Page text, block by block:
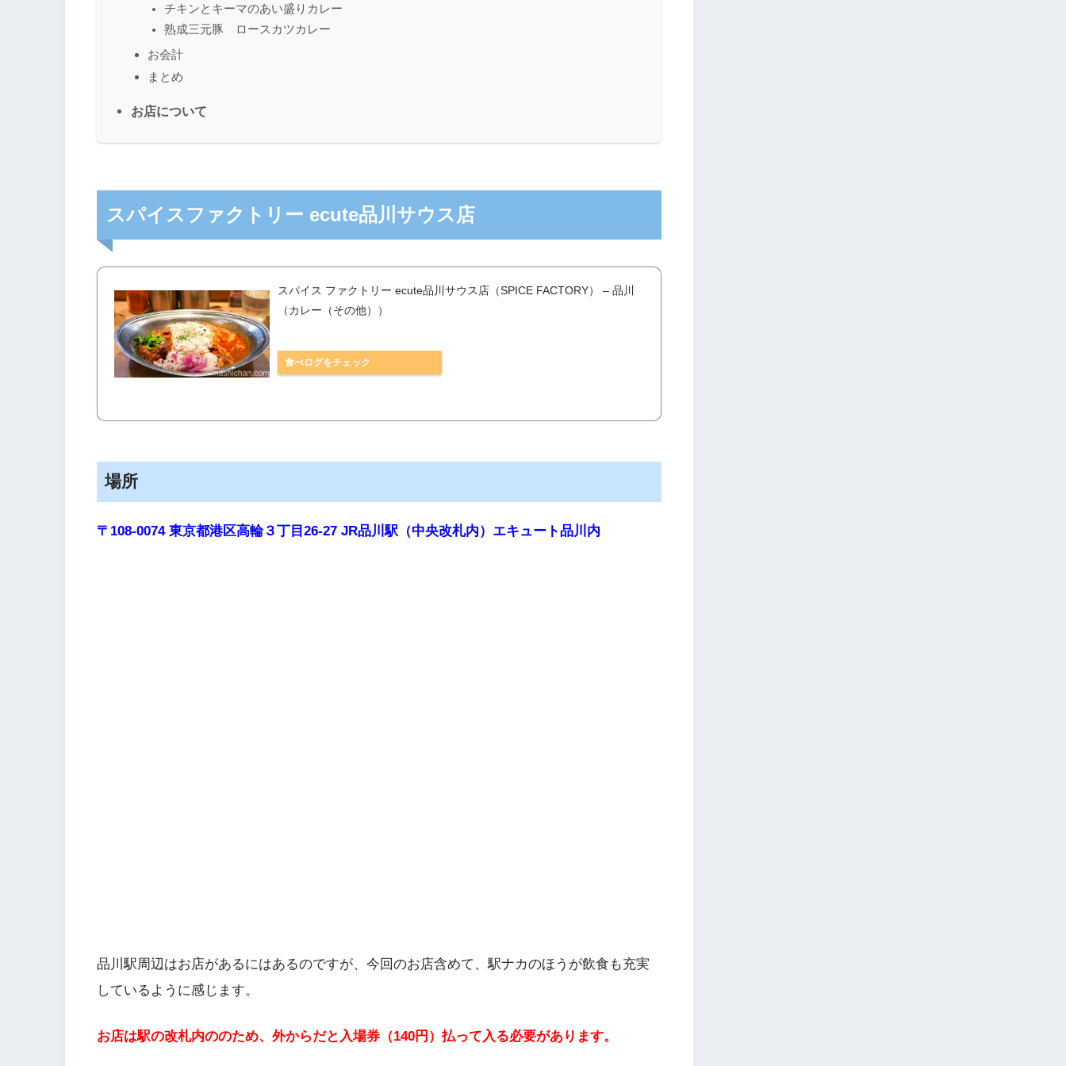
チキンとキーマのあい盛りカレー
熟成三元豚 ロースカツカレー
お会計
まとめ
お店について
スパイスファクトリー ecute品川サウス店
スパイス ファクトリー ecute品川サウス店（SPICE FACTORY） – 品川
（カレー（その他））
食べログをチェック
場所
〒108-0074 東京都港区高輪３丁目26-27 JR品川駅（中央改札内）エキュート品川内
品川駅周辺はお店があるにはあるのですが、今回のお店含めて、駅ナカのほうが飲食も充実
しているように感じます。
お店は駅の改札内ののため、外からだと入場券（140円）払って入る必要があります。